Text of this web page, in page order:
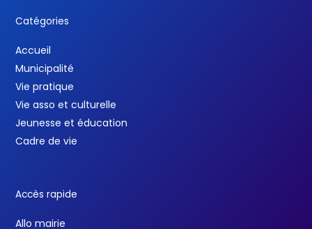
Catégories
Accueil
Municipalité
Vie pratique
Vie asso et culturelle
Jeunesse et éducation
Cadre de vie
Accès rapide
Allo mairie